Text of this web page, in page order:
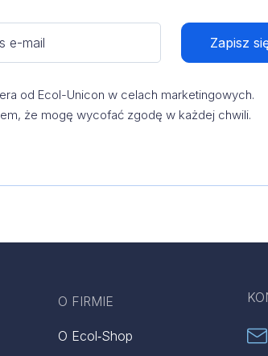
Zapisz
od Ecol-Unicon w celach marketingowych.
że mogę wycofać zgodę w każdej chwili.
O FIRMIE
O Ecol‑Shop